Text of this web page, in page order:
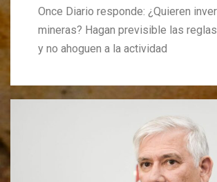
Once Diario responde: ¿Quieren
mineras? Hagan previsible las
y no ahoguen a la actividad